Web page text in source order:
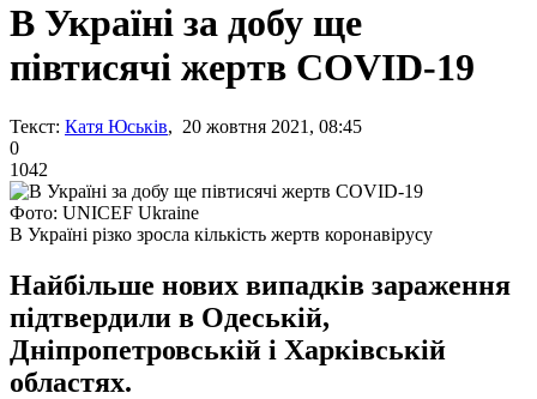
В Україні за добу ще
півтисячі жертв COVID-19
Текст: Катя Юськів, 20 жовтня 2021, 08:45
0
1042
Фото: UNICEF Ukraine
В Україні різко зросла кількість жертв коронавірусу
Найбільше нових випадків зараження
підтвердили в Одеській,
Дніпропетровській і Харківській
областях.